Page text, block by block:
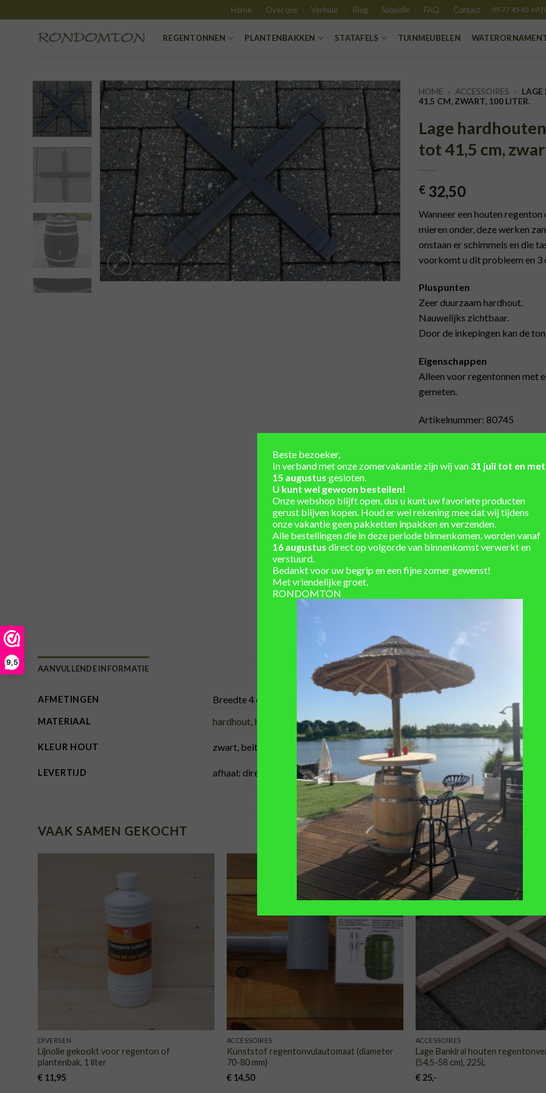
9,5
to
Home Over ons Verhuur Blog Subsidie FAQ Contact 05 77 45 65 69 |
REGENTONNEN PLANTENBAKKEN STATAFELS TUINMEUBELEN
TOEVOEGEN
AAN
VERLANGLIJST
HOME » ACCESSOIRES »
41,5 CM, ZWART, 100 LITER.
Lage
tot 41,5 cm,
€ 32,50
Wanneer een houten
mieren onder, deze werken
onstaan er schimmels en die
voorkomt u dit probleem en 3
Pluspunten
Zeer duurzaam hardhout.
Nauwelijks zichtbaar.
Door de inkepingen kan de
Eigenschappen
Alleen voor regentonnen met
gemeten.
Artikelnummer: 80745
Lage hardhouten
Unieke regentonnen uit
Winkel en showtuin in de
Eigen werkplaats voor
Installatieservice
Verzending berekend in
AANVULLENDE INFORMATIE
AFMETINGEN Breedte 4 cm x Hoogte 3 cm
MATERIAAL hardhout Hout
KLEUR HOUT zwart, beits – Induline
LEVERTIJD afhaal: direct leverbaar, verzending: 1-3 werkdagen
VAAK SAMEN GEKOCHT
DIVERSEN
Lijnolie gekookt voor regenton of
plantenbak, 1 liter
€11,95
TOEVOEGEN
AAN
ACCESSOIRES
Kunststof regentonvulautomaat (diameter
70-80 mm)
€14,50
ACCESSOIRES
Lage Bankirai houten
(54,5-58 cm), 225L
€25,-
Beste bezoeker,
In verband met onze zomervakantie zijn wij van 31 juli tot en met
15 augustus gesloten.
U kunt wel gewoon bestellen!
Onze webshop blijft open, dus u kunt uw favoriete producten
gerust blijven kopen. Houd er wel rekening mee dat wij tijdens
onze vakantie geen pakketten inpakken en verzenden.
Alle bestellingen die in deze periode binnenkomen, worden vanaf
16 augustus direct op volgorde van binnenkomst verwerkt en
verstuurd.
Bedankt voor uw begrip en een fijne zomer gewenst!
Met vriendelijke groet,
RONDOMTON